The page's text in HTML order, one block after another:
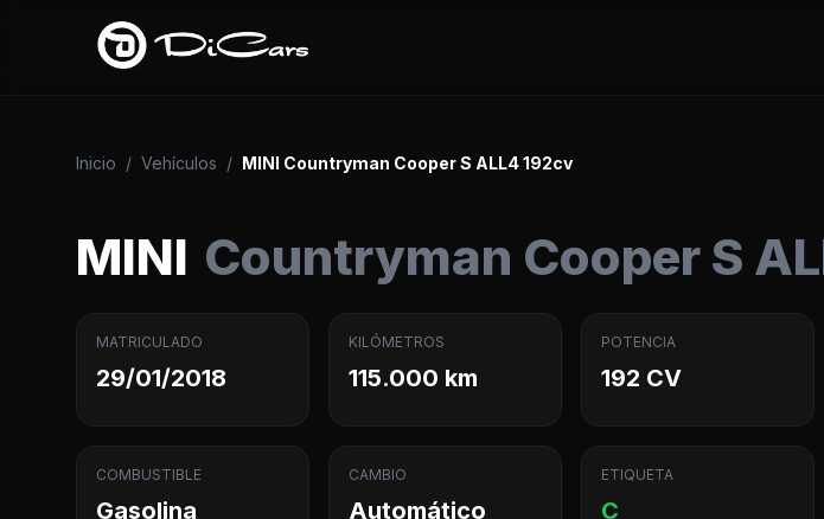
Inicio / Vehículos / MINI Countryman Cooper S ALL4 192cv
MINI Countryman Cooper S
MATRICULADO
29/01/2018
KILÓMETROS
115.000 km
POTENCIA
192 CV
COMBUSTIBLE
Gasolina
CAMBIO
Automático
ETIQUETA
C